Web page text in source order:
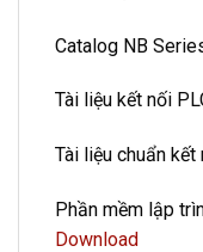
Catalog NB
Tài liệu kết nối
Tài liệu chuẩn
Phần mềm lập
Download